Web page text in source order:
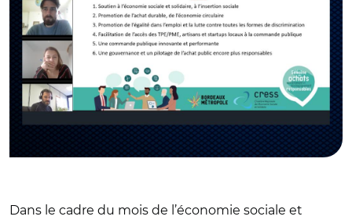
Dans le cadre du mois de l’économie sociale et